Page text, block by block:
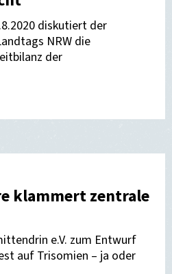
diskutiert der
NRW die
der
klammert zentrale
e.V. zum Entwurf
auf Trisomien – ja oder